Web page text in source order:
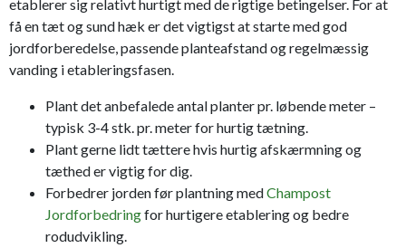
etablerer sig relativt hurtigt med de rigtige betingelser. For at
få en tæt og sund hæk er det vigtigst at starte med god
jordforberedelse, passende planteafstand og regelmæssig
vanding i etableringsfasen.
Plant det anbefalede antal planter pr. løbende meter –
typisk 3-4 stk. pr. meter for hurtig tætning.
Plant gerne lidt tættere hvis hurtig afskærmning og
tæthed er vigtig for dig.
Forbedrer jorden før plantning medChampost
Jordforbedringfor hurtigere etablering og bedre
rodudvikling.